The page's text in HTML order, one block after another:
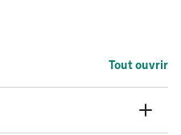
Tout ouvrir